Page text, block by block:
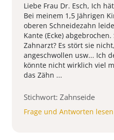
Liebe Frau Dr. Esch, Ich
Bei meinem 1,5 Jährigen
oberen Schneidezahn
Kante (Ecke)
Zahnarzt? Es stört sie
angeschwollen usw... Ich
könnte nicht wirklich viel
das Zähn ...
Stichwort: Zahnseide
Frage und Antworten lesen